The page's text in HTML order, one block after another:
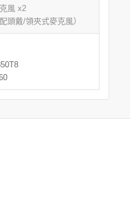
風 x2
頭戴/領夾式麥克風）